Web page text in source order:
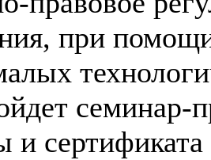
при
семинар-
и